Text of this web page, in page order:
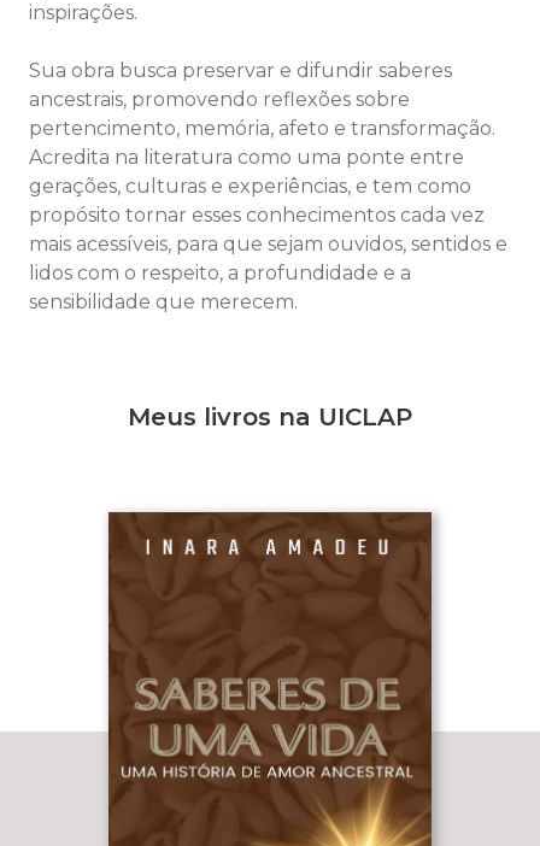
inspirações.
Sua obra busca preservar e difundir saberes
ancestrais, promovendo reflexões sobre
pertencimento, memória, afeto e transformação.
Acredita na literatura como uma ponte entre
gerações, culturas e experiências, e tem como
propósito tornar esses conhecimentos cada vez
mais acessíveis, para que sejam ouvidos, sentidos e
lidos com o respeito, a profundidade e a
sensibilidade que merecem.
Meus livros na UICLAP